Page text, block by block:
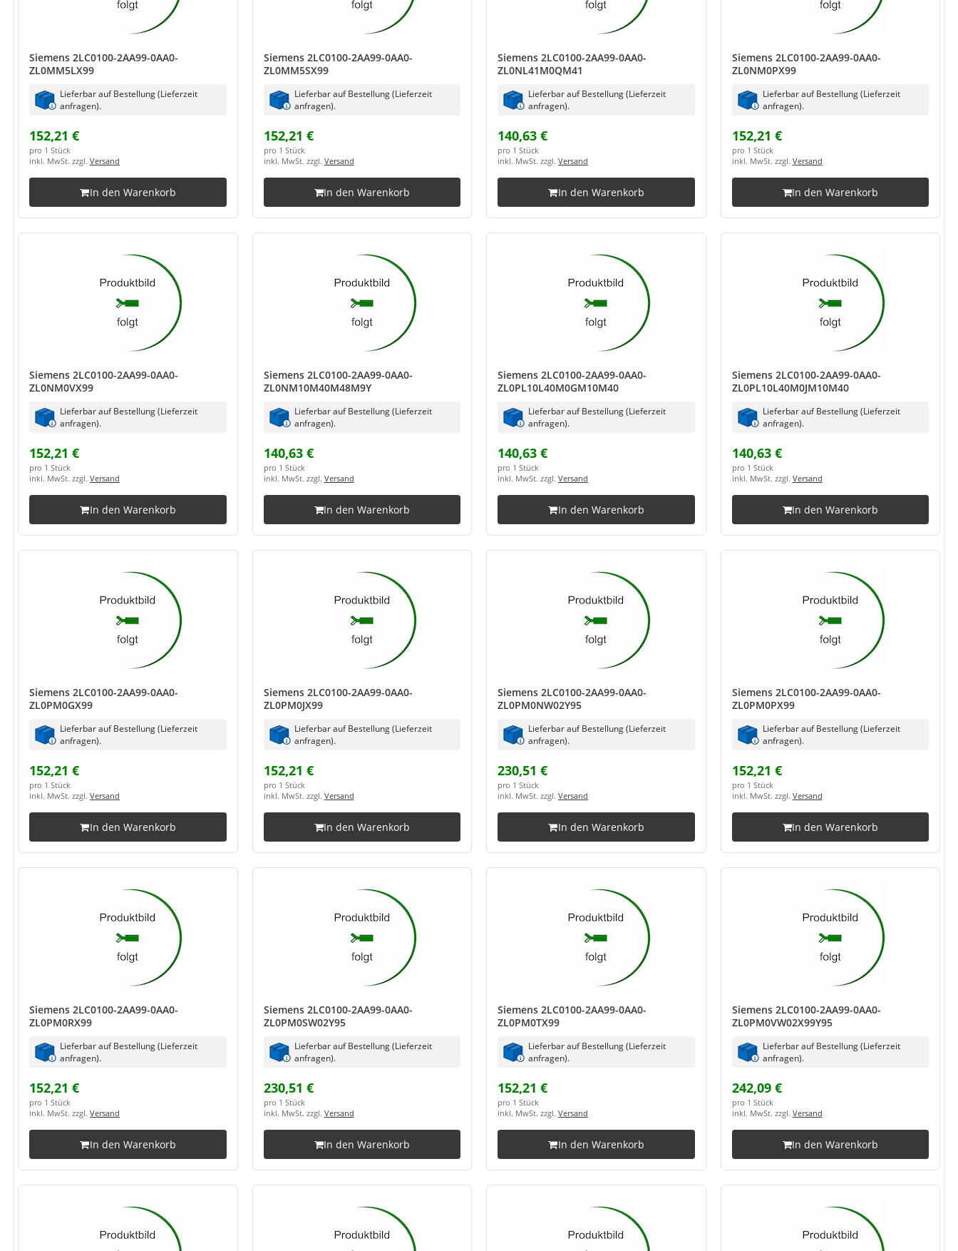
Siemens 2LC0100-2AA99-0AA0-
ZL0MM5LX99
Lieferbar auf Bestellung (Lieferzeit
anfragen).
152,21 €
pro 1 Stück
inkl. MwSt. zzgl. Versand
In den Warenkorb
Siemens 2LC0100-2AA99-0AA0-
ZL0MM5SX99
Lieferbar auf Bestellung (Lieferzeit
anfragen).
152,21 €
pro 1 Stück
inkl. MwSt. zzgl. Versand
In den Warenkorb
Siemens 2LC0100-2AA99-0AA0-
ZL0NL41M0QM41
Lieferbar auf Bestellung (Lieferzeit
anfragen).
140,63 €
pro 1 Stück
inkl. MwSt. zzgl. Versand
In den Warenkorb
Siemens 2LC0100-2AA99-0AA0-
ZL0NM0PX99
Lieferbar auf Bestellung (Lieferzeit
anfragen).
152,21 €
pro 1 Stück
inkl. MwSt. zzgl. Versand
In den Warenkorb
Siemens 2LC0100-2AA99-0AA0-
ZL0NM0VX99
Lieferbar auf Bestellung (Lieferzeit
anfragen).
152,21 €
pro 1 Stück
inkl. MwSt. zzgl. Versand
In den Warenkorb
Siemens 2LC0100-2AA99-0AA0-
ZL0NM10M40M48M9Y
Lieferbar auf Bestellung (Lieferzeit
anfragen).
140,63 €
pro 1 Stück
inkl. MwSt. zzgl. Versand
In den Warenkorb
Siemens 2LC0100-2AA99-0AA0-
ZL0PL10L40M0GM10M40
Lieferbar auf Bestellung (Lieferzeit
anfragen).
140,63 €
pro 1 Stück
inkl. MwSt. zzgl. Versand
In den Warenkorb
Siemens 2LC0100-2AA99-0AA0-
ZL0PL10L40M0JM10M40
Lieferbar auf Bestellung (Lieferzeit
anfragen).
140,63 €
pro 1 Stück
inkl. MwSt. zzgl. Versand
In den Warenkorb
Siemens 2LC0100-2AA99-0AA0-
ZL0PM0GX99
Lieferbar auf Bestellung (Lieferzeit
anfragen).
152,21 €
pro 1 Stück
inkl. MwSt. zzgl. Versand
In den Warenkorb
Siemens 2LC0100-2AA99-0AA0-
ZL0PM0JX99
Lieferbar auf Bestellung (Lieferzeit
anfragen).
152,21 €
pro 1 Stück
inkl. MwSt. zzgl. Versand
In den Warenkorb
Siemens 2LC0100-2AA99-0AA0-
ZL0PM0NW02Y95
Lieferbar auf Bestellung (Lieferzeit
anfragen).
230,51 €
pro 1 Stück
inkl. MwSt. zzgl. Versand
In den Warenkorb
Siemens 2LC0100-2AA99-0AA0-
ZL0PM0PX99
Lieferbar auf Bestellung (Lieferzeit
anfragen).
152,21 €
pro 1 Stück
inkl. MwSt. zzgl. Versand
In den Warenkorb
Siemens 2LC0100-2AA99-0AA0-
ZL0PM0RX99
Lieferbar auf Bestellung (Lieferzeit
anfragen).
152,21 €
pro 1 Stück
inkl. MwSt. zzgl. Versand
In den Warenkorb
Siemens 2LC0100-2AA99-0AA0-
ZL0PM0SW02Y95
Lieferbar auf Bestellung (Lieferzeit
anfragen).
230,51 €
pro 1 Stück
inkl. MwSt. zzgl. Versand
In den Warenkorb
Siemens 2LC0100-2AA99-0AA0-
ZL0PM0TX99
Lieferbar auf Bestellung (Lieferzeit
anfragen).
152,21 €
pro 1 Stück
inkl. MwSt. zzgl. Versand
In den Warenkorb
Siemens 2LC0100-2AA99-0AA0-
ZL0PM0VW02X99Y95
Lieferbar auf Bestellung (Lieferzeit
anfragen).
242,09 €
pro 1 Stück
inkl. MwSt. zzgl. Versand
In den Warenkorb